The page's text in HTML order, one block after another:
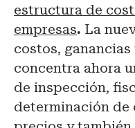
estructura de
empresas. La
costos,
concentra ahora
de inspección,
determinación de